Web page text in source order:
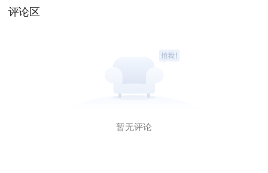
评论区
暂无评论